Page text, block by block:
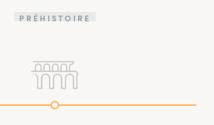
PRÉHISTOIRE